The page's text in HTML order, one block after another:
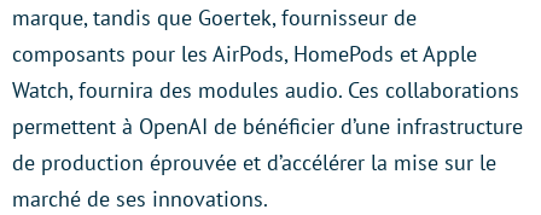
marque, tandis que Goertek, fournisseur de
composants pour les AirPods, HomePods et Apple
Watch, fournira des modules audio. Ces collaborations
permettent à OpenAI de bénéficier d’une infrastructure
de production éprouvée et d’accélérer la mise sur le
marché de ses innovations.